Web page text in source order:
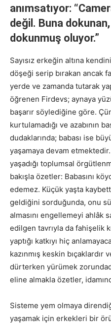
anımsatıyor:
değil. Buna
dokunmuş oluyor.”
Sayısız erkeğin altına
döşeği serip bırakan ancak
yerde ve zamanda tutarak
öğrenen Firdevs; aynaya
başarır söylediğine göre.
kurtulamadığı ve azabının
dudaklarında; babası ise
yaşamaya devam
yaşadığı toplumsal
bakışla özetler: Babasını
edemez. Küçük yaşta
geldiğini sorduğunda, onu
almasını engellemeyi ahlâk
edilgen tavrıyla da fahişelik
yaptığı katkıyı hiç
kazınmış keskin bıçaklardır
dürterken yürümek
eline almakla özetler,
Sisteme yem olmaya
yaşamak için erkekleri bir